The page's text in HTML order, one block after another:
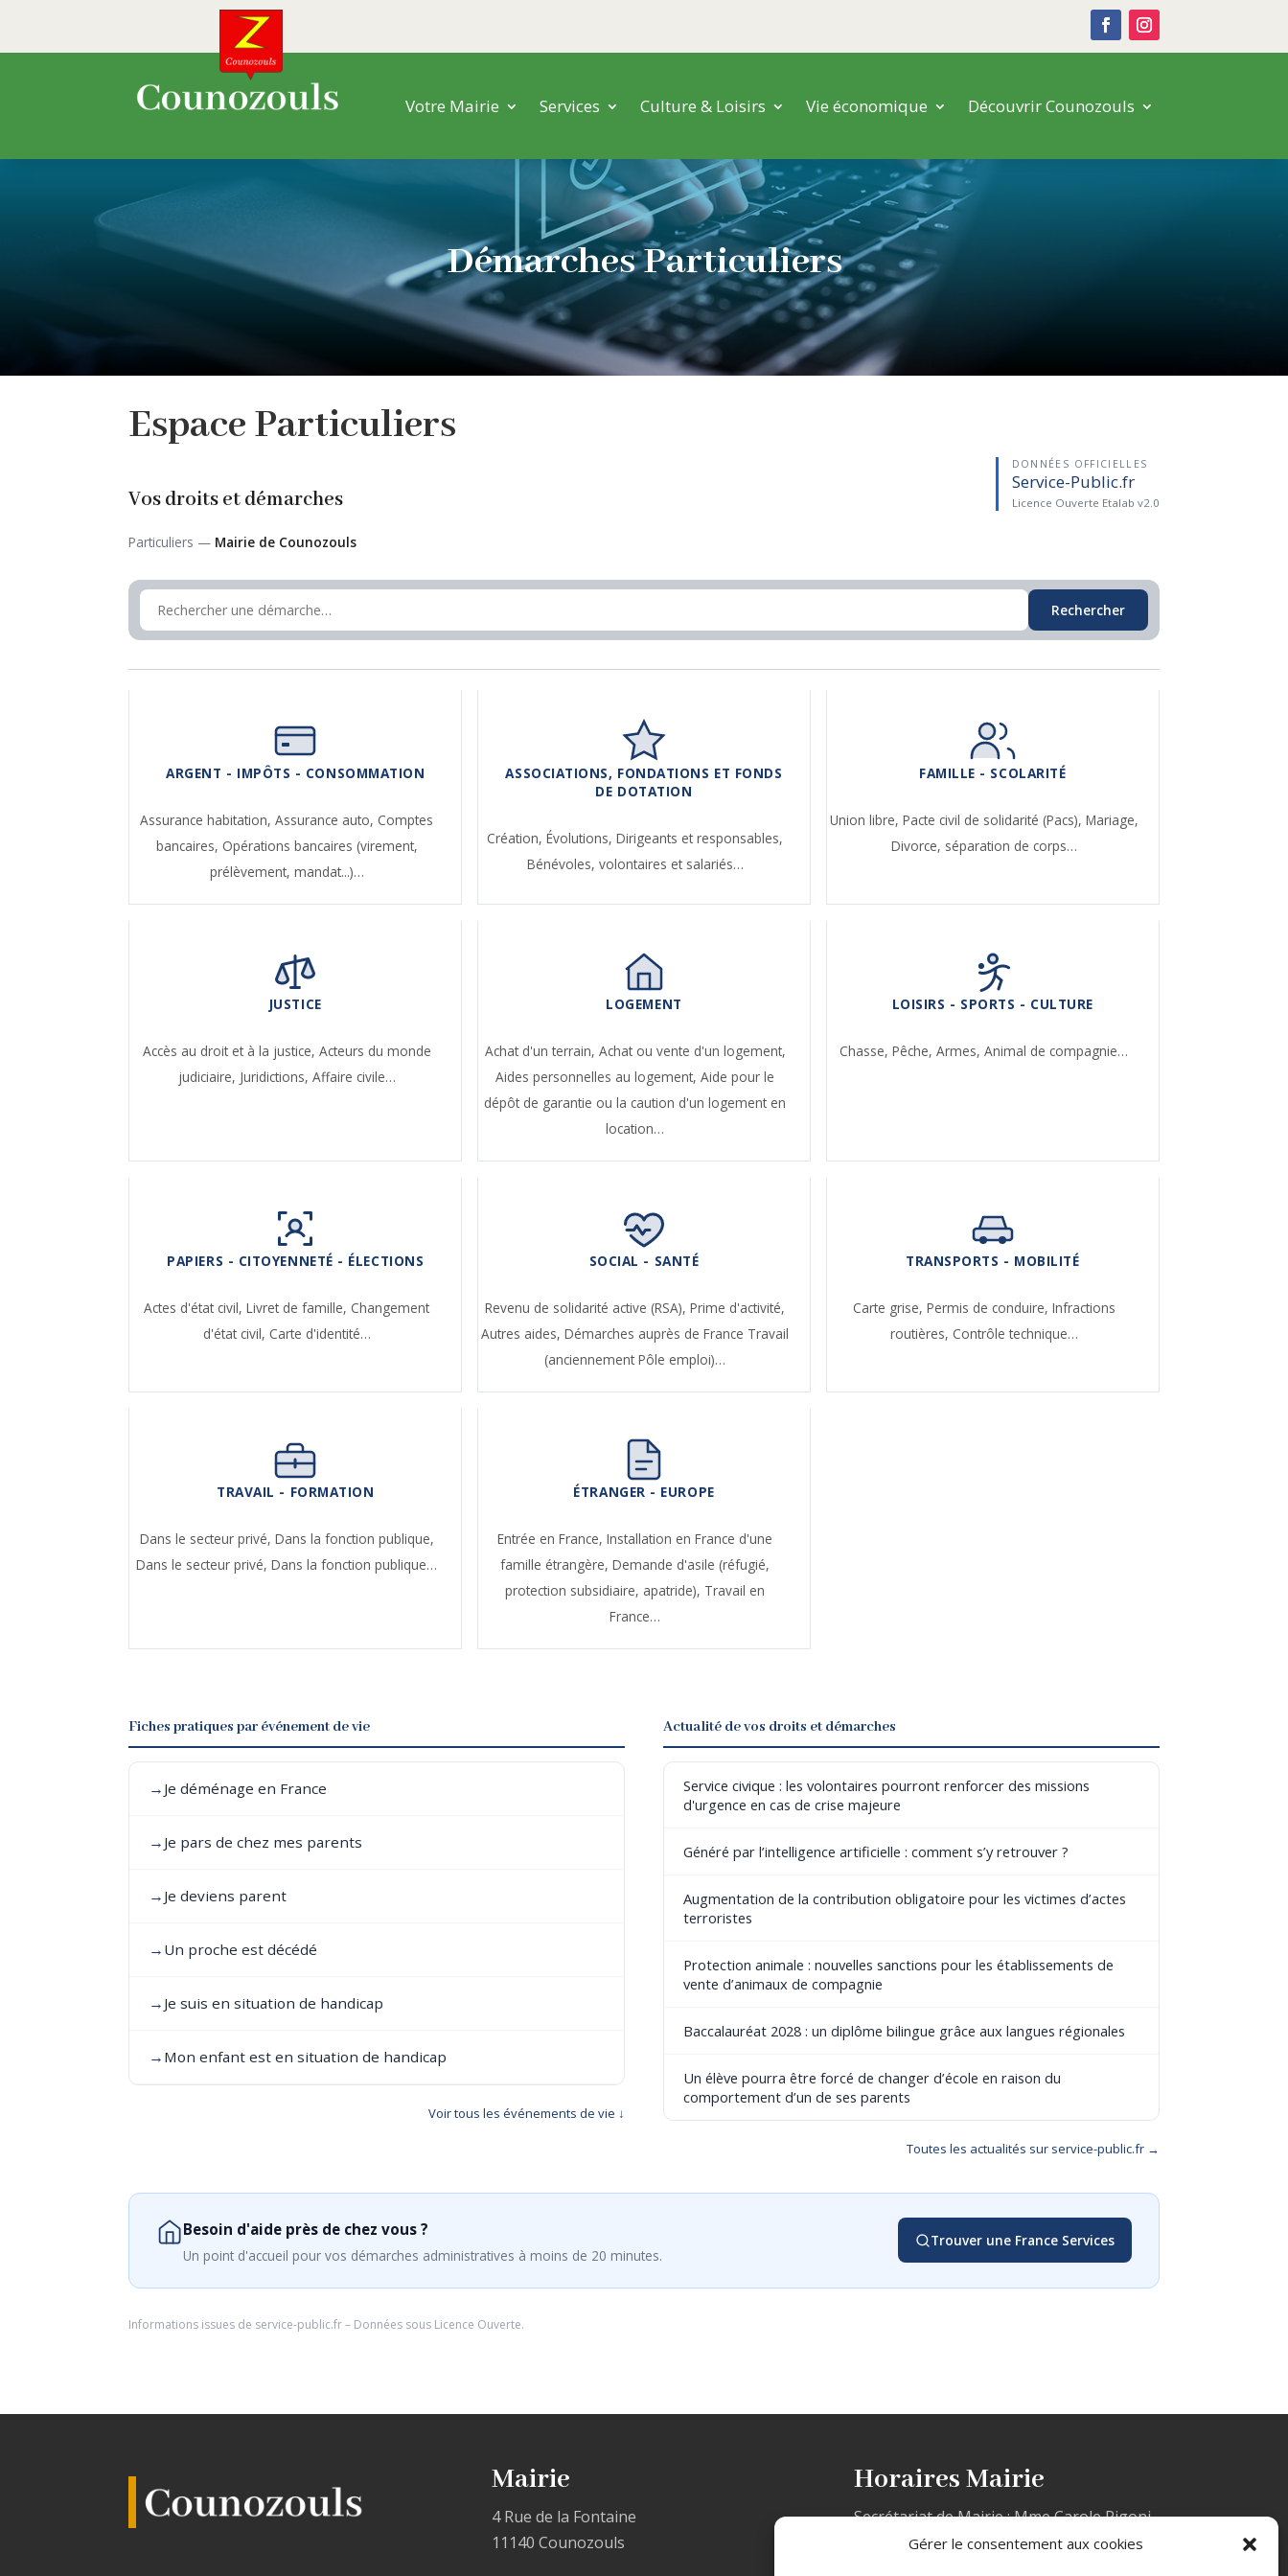
Gérer le consentement aux cookies
Votre Mairie Services Culture & Loisirs Vie économique Découvrir Counozouls
Démarches Particuliers
EspaceParticuliers
Vos droits et démarches
Particuliers — Mairie de Counozouls
DONNÉES OFFICIELLES
Service-Public.fr
Licence Ouverte Etalab v2.0
Rechercher
ARGENT - IMPÔTS - CONSOMMATION
Assurance habitation,Assurance auto, Comptes
bancaires, Opérations bancaires (virement,
prélèvement, mandat...)…
ASSOCIATIONS, FONDATIONS ET FONDS
DE DOTATION
Création,Évolutions,Dirigeants et responsables,
Bénévoles, volontaires et salariés…
FAMILLE - SCOLARITÉ
Union libre, Pacte civil de solidarité (Pacs), Mariage,
Divorce, séparation de corps…
JUSTICE
Accès au droit et à la justice, Acteurs du monde
judiciaire, Juridictions, Affaire civile…
LOGEMENT
Achat d'un terrain, Achat ou vente d'un logement,
Aides personnelles au logement,Aide pour le
dépôt de garantie ou la caution d'un logement en
location…
LOISIRS - SPORTS - CULTURE
Chasse,Pêche,Armes,Animal de compagnie…
PAPIERS - CITOYENNETÉ - ÉLECTIONS
Actes d'état civil,Livret de famille, Changement
d'état civil, Carte d'identité…
SOCIAL - SANTÉ
Revenu de solidarité active (RSA),Prime d'activité,
Autres aides,Démarches auprès de France Travail
(anciennement Pôle emploi)…
TRANSPORTS - MOBILITÉ
Carte grise, Permis de conduire, Infractions
routières, Contrôle technique…
TRAVAIL - FORMATION
Dans le secteur privé, Dans la fonction publique,
Dans le secteur privé,Dans la fonction publique…
ÉTRANGER - EUROPE
Entrée en France,Installation en France d'une
famille étrangère,Demande d'asile (réfugié,
protection subsidiaire, apatride), Travail en
France…
Fiches pratiques par événement de vie
→ Je déménage en France
→ Je pars de chez mes parents
→ Je deviens parent
→ Un proche est décédé
→ Je suis en situation de handicap
→ Mon enfant est en situation de handicap
Voir tous les événements de vie ↓
Actualité de vos droits et démarches
Service civique : les volontaires pourront renforcer des missions
d'urgence en cas de crise majeure
Généré par l’intelligence artificielle : comment s’y retrouver ?
Augmentation de la contribution obligatoire pour les victimes d’actes
terroristes
Protection animale : nouvelles sanctions pour les établissements de
vente d’animaux de compagnie
Baccalauréat 2028 : un diplôme bilingue grâce aux langues régionales
Un élève pourra être forcé de changer d’école en raison du
comportement d’un de ses parents
Toutes les actualités sur service-public.fr →
Besoin d'aide près de chez vous ?
Un point d'accueil pour vos démarches administratives à moins de 20 minutes.
Trouver une France Services
Informations issues de service-public.fr– Données sous Licence Ouverte.
Mairie
4 Rue de la Fontaine
11140 Counozouls
Horaires Mairie
Secrétariat de Mairie : Mme Carole Rigoni
Le lundi et le mercredi de 10h à 12h